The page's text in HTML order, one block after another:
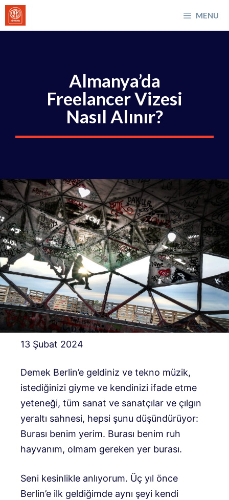
İçeriğe
atla
MENU
Almanya’da
Freelancer Vizesi
Nasıl Alınır?
13 Şubat 2024
Demek Berlin’e geldiniz ve tekno müzik,
istediğinizi giyme ve kendinizi ifade etme
yeteneği, tüm sanat ve sanatçılar ve çılgın
yeraltı sahnesi, hepsi şunu düşündürüyor:
Burası benim yerim. Burası benim ruh
hayvanım, olmam gereken yer burası.
Seni kesinlikle anlıyorum. Üç yıl önce
Berlin’e ilk geldiğimde aynı şeyi kendi